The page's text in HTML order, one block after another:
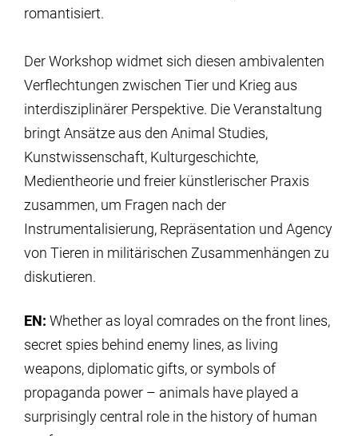
romantisiert.
Der Workshop widmet sich diesen ambivalenten
Verflechtungen zwischen Tier und Krieg aus
interdisziplinärer Perspektive. Die Veranstaltung
bringt Ansätze aus den Animal Studies,
Kunstwissenschaft, Kulturgeschichte,
Medientheorie und freier künstlerischer Praxis
zusammen, um Fragen nach der
Instrumentalisierung, Repräsentation und Agency
von Tieren in militärischen Zusammenhängen zu
diskutieren.
EN: Whether as loyal comrades on the front lines,
secret spies behind enemy lines, as living
weapons, diplomatic gifts, or symbols of
propaganda power – animals have played a
surprisingly central role in the history of human